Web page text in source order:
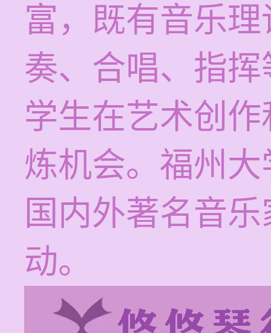
富，既有音乐
奏、合唱、指
学生在艺术创
炼机会。福州
国内外著名音
动。